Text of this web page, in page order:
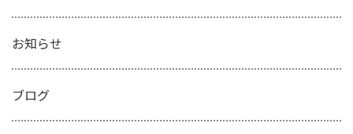
お知らせ
ブログ